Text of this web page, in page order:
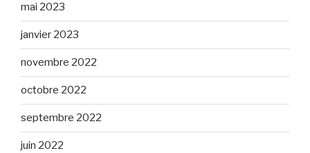
mai 2023
janvier 2023
novembre 2022
octobre 2022
septembre 2022
juin 2022